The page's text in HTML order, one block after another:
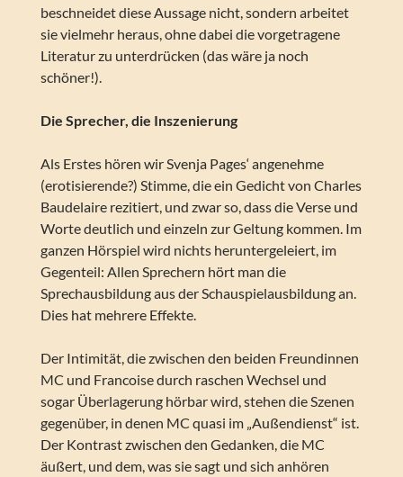
beschneidet diese Aussage nicht, sondern arbeitet
sie vielmehr heraus, ohne dabei die vorgetragene
Literatur zu unterdrücken (das wäre ja noch
schöner!).
Die Sprecher, die Inszenierung
Als Erstes hören wir Svenja Pages‘ angenehme
(erotisierende?) Stimme, die ein Gedicht von Charles
Baudelaire rezitiert, und zwar so, dass die Verse und
Worte deutlich und einzeln zur Geltung kommen. Im
ganzen Hörspiel wird nichts heruntergeleiert, im
Gegenteil: Allen Sprechern hört man die
Sprechausbildung aus der Schauspielausbildung an.
Dies hat mehrere Effekte.
Der Intimität, die zwischen den beiden Freundinnen
MC und Francoise durch raschen Wechsel und
sogar Überlagerung hörbar wird, stehen die Szenen
gegenüber, in denen MC quasi im „Außendienst“ ist.
Der Kontrast zwischen den Gedanken, die MC
äußert, und dem, was sie sagt und sich anhören